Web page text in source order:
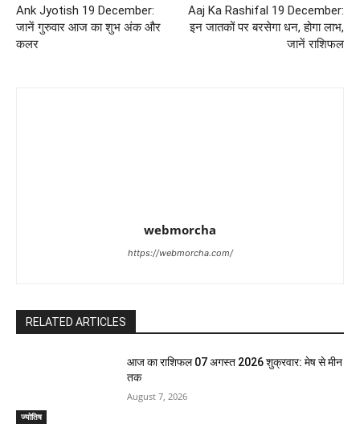
Ank Jyotish 19 December:
जानें गुरुवार आज का शुभ अंक और
कलर
Aaj Ka Rashifal 19 December:
इन जातकों पर बरसेगा धन, होगा लाभ,
जानें राशिफल
webmorcha
https://webmorcha.com/
RELATED ARTICLES
ज्योतिष
आज का राशिफल 07 अगस्त 2026 शुक्रवार: मेष से मीन
तक
August 7, 2026